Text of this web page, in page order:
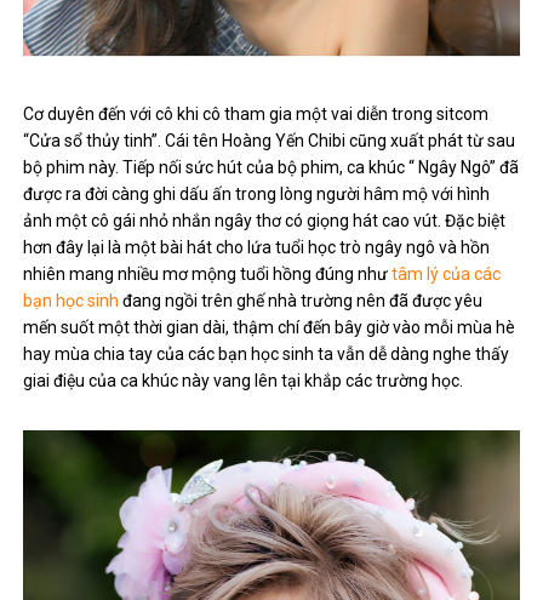
Cơ duyên đến với cô khi cô tham gia một vai diễn trong sitcom
“Cửa sổ thủy tinh”. Cái tên Hoàng Yến Chibi cũng xuất phát từ sau
bộ phim này. Tiếp nối sức hút của bộ phim, ca khúc “ Ngây Ngô” đã
được ra đời càng ghi dấu ấn trong lòng người hâm mộ với hình
ảnh một cô gái nhỏ nhắn ngây thơ có giọng hát cao vút. Đặc biệt
hơn đây lại là một bài hát cho lứa tuổi học trò ngây ngô và hồn
nhiên mang nhiều mơ mộng tuổi hồng đúng nhưtâm lý của các
bạn học sinh đang ngồi trên ghế nhà trường nên đã được yêu
mến suốt một thời gian dài, thậm chí đến bây giờ vào mỗi mùa hè
hay mùa chia tay của các bạn học sinh ta vẫn dễ dàng nghe thấy
giai điệu của ca khúc này vang lên tại khắp các trường học.